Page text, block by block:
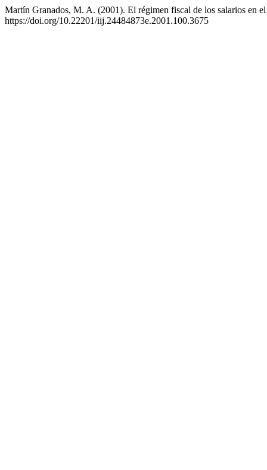
Martín Granados, M. A. (2001). El régimen fiscal de los salarios en
https://doi.org/10.22201/iij.24484873e.2001.100.3675